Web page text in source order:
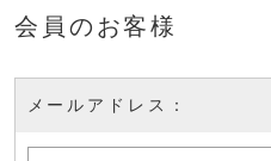
会員のお客様
メールアドレス：